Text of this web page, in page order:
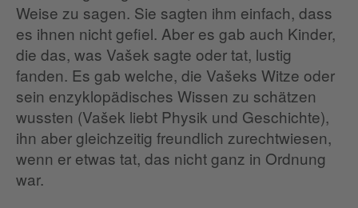
Weise zu sagen. Sie sagten ihm einfach, dass
es ihnen nicht gefiel. Aber es gab auch Kinder,
die das, was Vašek sagte oder tat, lustig
fanden. Es gab welche, die Vašeks Witze oder
sein enzyklopädisches Wissen zu schätzen
wussten (Vašek liebt Physik und Geschichte),
ihn aber gleichzeitig freundlich zurechtwiesen,
wenn er etwas tat, das nicht ganz in Ordnung
war.